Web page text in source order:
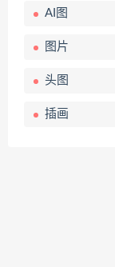
AI图
图片
头图
插画